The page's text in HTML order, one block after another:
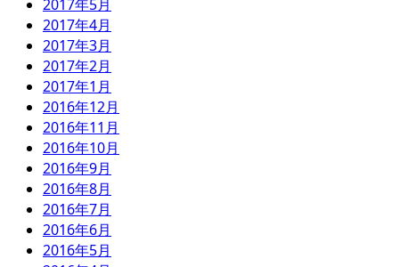
2017年5月
2017年4月
2017年3月
2017年2月
2017年1月
2016年12月
2016年11月
2016年10月
2016年9月
2016年8月
2016年7月
2016年6月
2016年5月